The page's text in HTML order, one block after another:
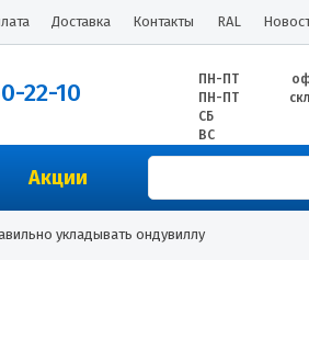
Доставка Контакты RAL
22-10 ПН-ПТ
ПН-ПТ
СБ
ВС
Акции
укладывать ондувиллу